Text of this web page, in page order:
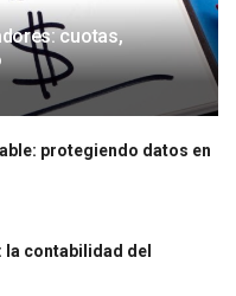
cuotas,
protegiendo datos en
la contabilidad del